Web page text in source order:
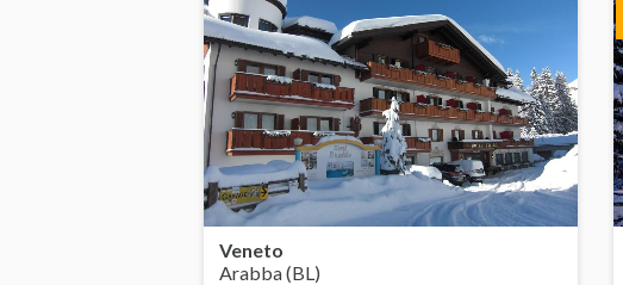
Friuli-Venezia Giulia
Lombardia
Piemonte
Toscana
Trentino-Alto Adige
da 400 a 600 €
Veneto
Arabba (BL)